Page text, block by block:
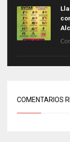
COMENTARIOS